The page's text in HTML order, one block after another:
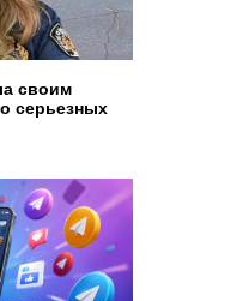
своим
серьезных